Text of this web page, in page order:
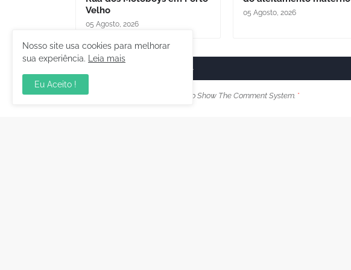
Velho
05 Agosto, 2026
05 Agosto, 2026
Please Select Embedded Mode To Show The Comment System. *
Nosso site usa cookies para melhorar
sua experiência.
Leia mais
Eu Aceito !